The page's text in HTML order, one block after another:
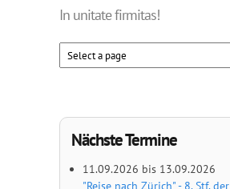
In unitate firmitas!
Nächste Termine
11.09.2026 bis 13.09.2026
"Reise nach Zürich" - 8. Stf. der